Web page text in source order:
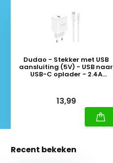
Dudao - Stekker met USB
aansluiting (5V) - USB naar
USB-C oplader - 2.4A
13,99
Recent bekeken